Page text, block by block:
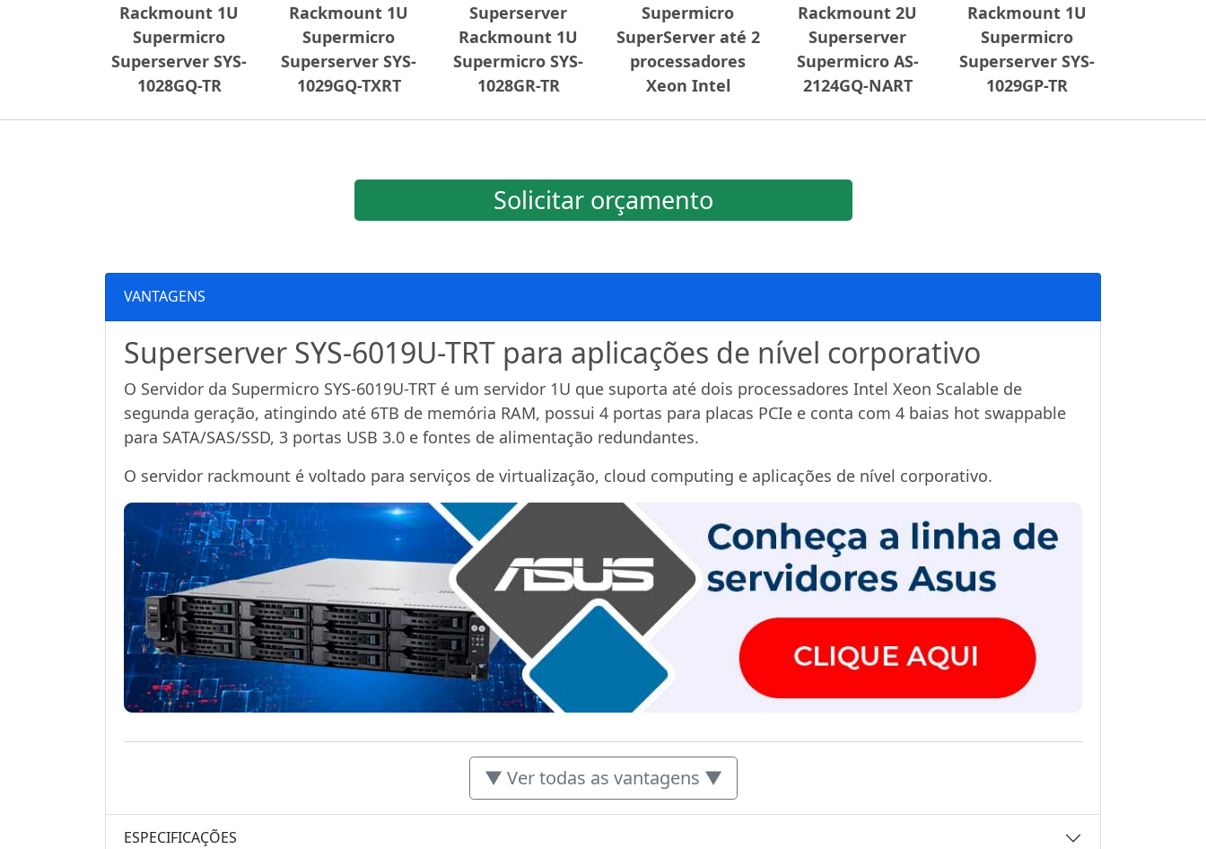
Rackmount 1U
Supermicro
Superserver SYS-
1028GQ-TR
Rackmount 1U
Supermicro
Superserver SYS-
1029GQ-TXRT
Superserver
Rackmount 1U
Supermicro SYS-
1028GR-TR
Supermicro
SuperServer até 2
processadores
Xeon Intel
Rackmount 2U
Superserver
Supermicro AS-
2124GQ-NART
Rackmount 1U
Supermicro
Superserver SYS-
1029GP-TR
Solicitar orçamento
VANTAGENS
Superserver SYS-6019U-TRT para aplicações de nível corporativo
O Servidor da Supermicro SYS-6019U-TRT é um servidor 1U que suporta até dois processadores Intel Xeon Scalable de
segunda geração, atingindo até 6TB de memória RAM, possui 4 portas para placas PCIe e conta com 4 baias hot swappable
para SATA/SAS/SSD, 3 portas USB 3.0 e fontes de alimentação redundantes.
O servidor rackmount é voltado para serviços de virtualização, cloud computing e aplicações de nível corporativo.
▼ Ver todas as vantagens ▼
ESPECIFICAÇÕES